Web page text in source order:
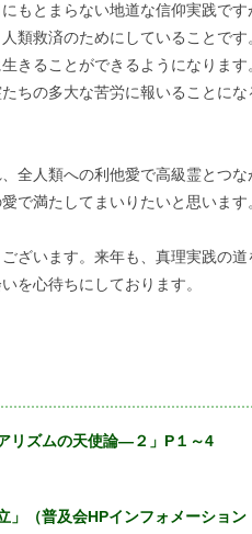
もとまらない地道な信仰実践です
類救済のためにしていることです
きることができるようになります
ちの多大な苦労に報いることにな
全人類への利他愛で高級霊とつな
で満たしてまいりたいと思います
ざいます。来年も、真理実践の道
を心待ちにしております。
リズムの天使論―２」P１～4
」（普及会HPインフォメーション